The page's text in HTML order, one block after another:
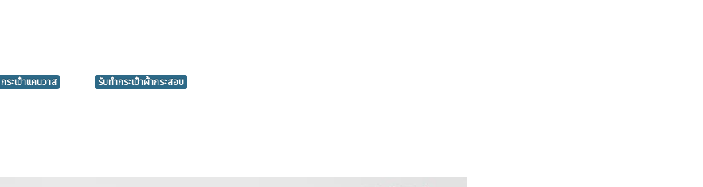
กระเป๋าแคนวาส รับทำกระเป๋าผ้ากระสอบ